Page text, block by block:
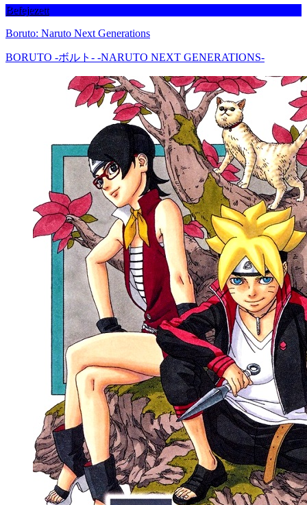
Befejezett
Boruto: Naruto Next Generations
BORUTO -ボルト- -NARUTO NEXT GENERATIONS-